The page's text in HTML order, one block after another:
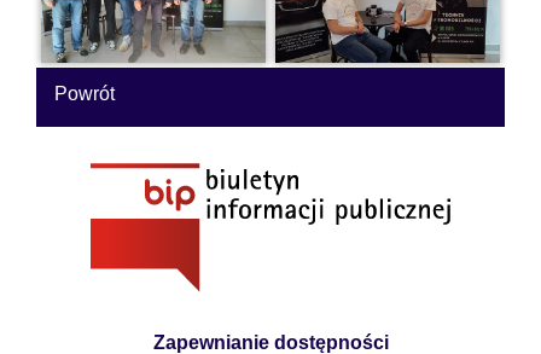
Powrót
Zapewnianie dostępności